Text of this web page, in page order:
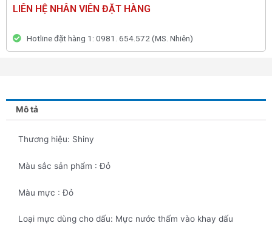
LIÊN HỆ NHÂN VIÊN ĐẶT HÀNG
Hotline đặt hàng 1: 0981. 654.572 (MS. Nhiên)
Mô tả
Thương hiệu: Shiny
Màu sắc sản phẩm : Đỏ
Màu mực : Đỏ
Loại mực dùng cho dấu: Mực nước thấm vào khay dấu